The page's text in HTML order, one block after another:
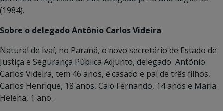
(1984).
Sobre o delegado Antônio Carlos Videira
Natural de Ivaí, no Paraná, o novo secretário de Estado de
Justiça e Segurança Pública Adjunto, delegado Antônio
Carlos Videira, tem 46 anos, é casado e pai de três filhos,
Carlos Henrique, 18 anos, Caio Fernando, 14 anos e Maria
Helena, 1 ano.